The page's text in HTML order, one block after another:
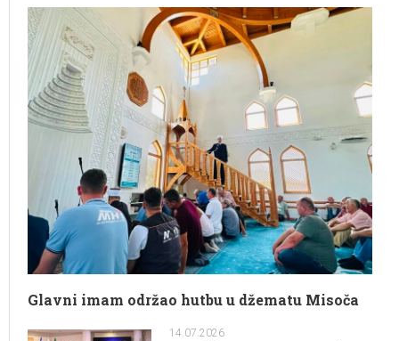
Glavni imam održao hutbu u džematu Misoča
14.07.2026